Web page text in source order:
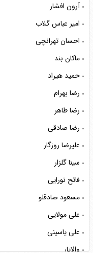
آرون افشار
امیر عباس گلاب
احسان تهرانچی
ماکان بند
حمید هیراد
رضا بهرام
رضا طاهر
رضا صادقی
علیرضا روزگار
سینا گلزار
فاتح نورایی
مسعود صادقلو
علی مولایی
علی یاسینی
والایار